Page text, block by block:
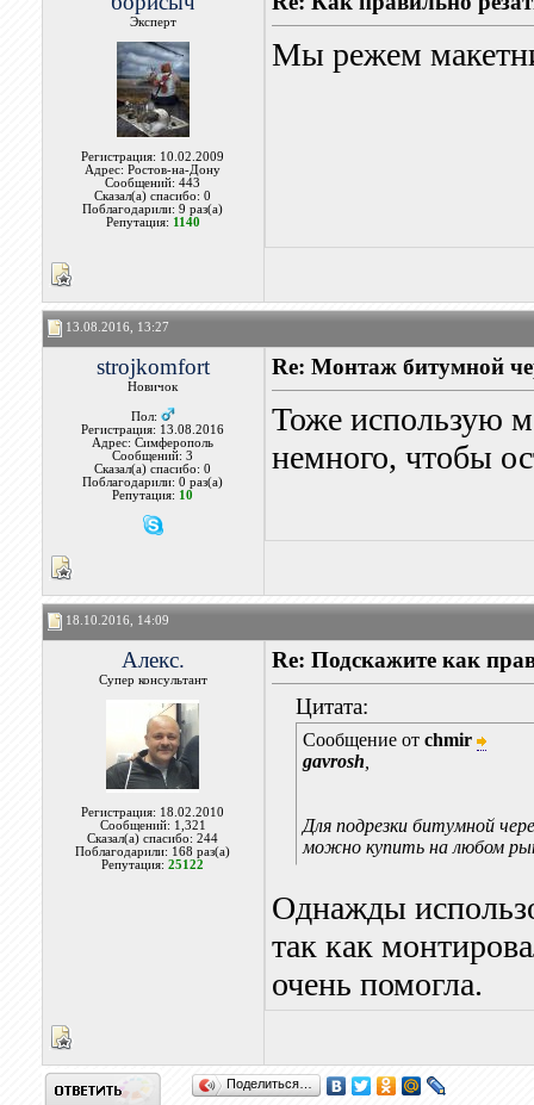
Эксперт
Регистрация: 10.02.2009
Адрес: Ростов-на-Дону
Сообщений: 443
Сказал(а) спасибо: 0
Поблагодарили: 9 раз(а)
Репутация: 1140
Мы режем
13.08.2016, 13:27
strojkomfort
Новичок
Пол:
Регистрация: 13.08.2016
Адрес: Симферополь
Сообщений: 3
Сказал(а) спасибо: 0
Поблагодарили: 0 раз(а)
Репутация: 10
Re: Монтаж битумной
Тоже использую
немного, чтобы
18.10.2016, 14:09
Алекс.
Супер консультант
Регистрация: 18.02.2010
Сообщений: 1,321
Сказал(а) спасибо: 244
Поблагодарили: 168 раз(а)
Репутация:25122
Re: Подскажите как
Цитата:
Сообщение от chmir
gavrosh
Для подрезки битумной
можно купить на любом
Однажды
так как
очень помогла.
Поделиться…